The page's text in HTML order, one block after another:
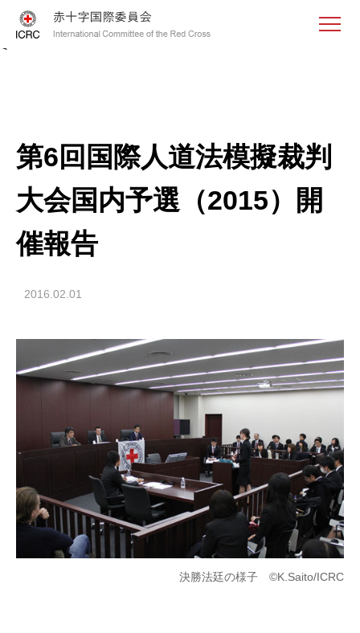
<
第6回国際人道法模擬裁判
大会国内予選（2015）開
催報告
2016.02.01
決勝法廷の様子 ©K.Saito/ICRC